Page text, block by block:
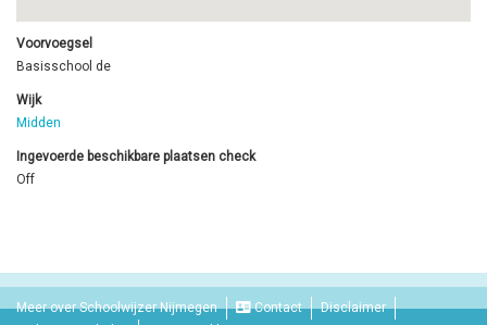
Voorvoegsel
Basisschool de
Wijk
Midden
Ingevoerde beschikbare plaatsen check
Off
Meer over Schoolwijzer Nijmegen Contact
Disclaimer